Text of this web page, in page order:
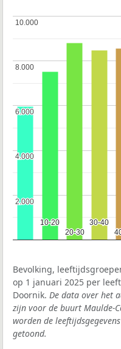
10-20
10-20
20-30
20-30
30-40
30-40
2.000
2.000
4.000
4.000
6.000
6.000
8.000
8.000
10.000
10.000
Bevolking,
op 1 januari 2025 per
Doornik. De data over het
zijn voor de buurt Maulde-
worden de
getoond.